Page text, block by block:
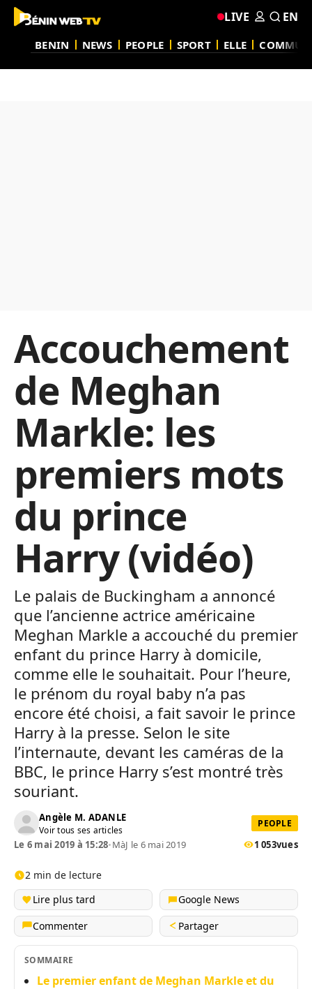
BENIN NEWS PEOPLE SPORT ELLE
LIVE EN
Accouchement
de Meghan
Markle: les
premiers mots
du prince
Harry (vidéo)
Le palais de Buckingham a annoncé
que l’ancienne actrice américaine
Meghan Markle a accouché du premier
enfant du prince Harry à domicile,
comme elle le souhaitait. Pour l’heure,
le prénom du royal baby n’a pas
encore été choisi, a fait savoir le prince
Harry à la presse. Selon le site
l’internaute, devant les caméras de la
BBC, le prince Harry s’est montré très
souriant.
Angèle M. ADANLE
Voir tous ses articles
PEOPLE
Le 6 mai 2019 à 15:28•MàJ le 6 mai 2019 1 053vues
2 min de lecture
Lire plus tard
Google News
Commenter
Partager
SOMMAIRE
Le premier enfant de Meghan Markle et du